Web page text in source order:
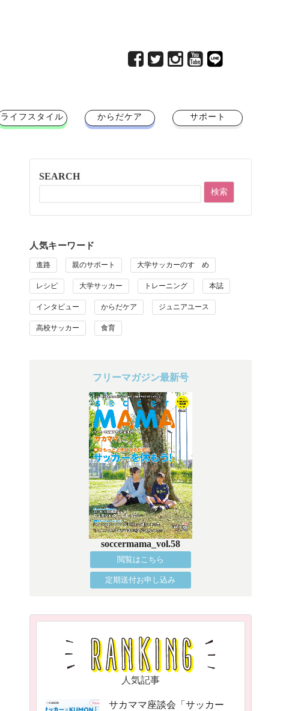
ライフスタイル からだケア サポート
SEARCH
人気キーワード
進路 親のサポート 大学サッカーのすゝめ
レシピ 大学サッカー トレーニング 本誌
インタビュー からだケア ジュニアユース
高校サッカー 食育
フリーマガジン最新号
soccermama_vol.58
閲覧はこちら
定期送付お申し込み
人気記事
サカママ座談会「サッカー